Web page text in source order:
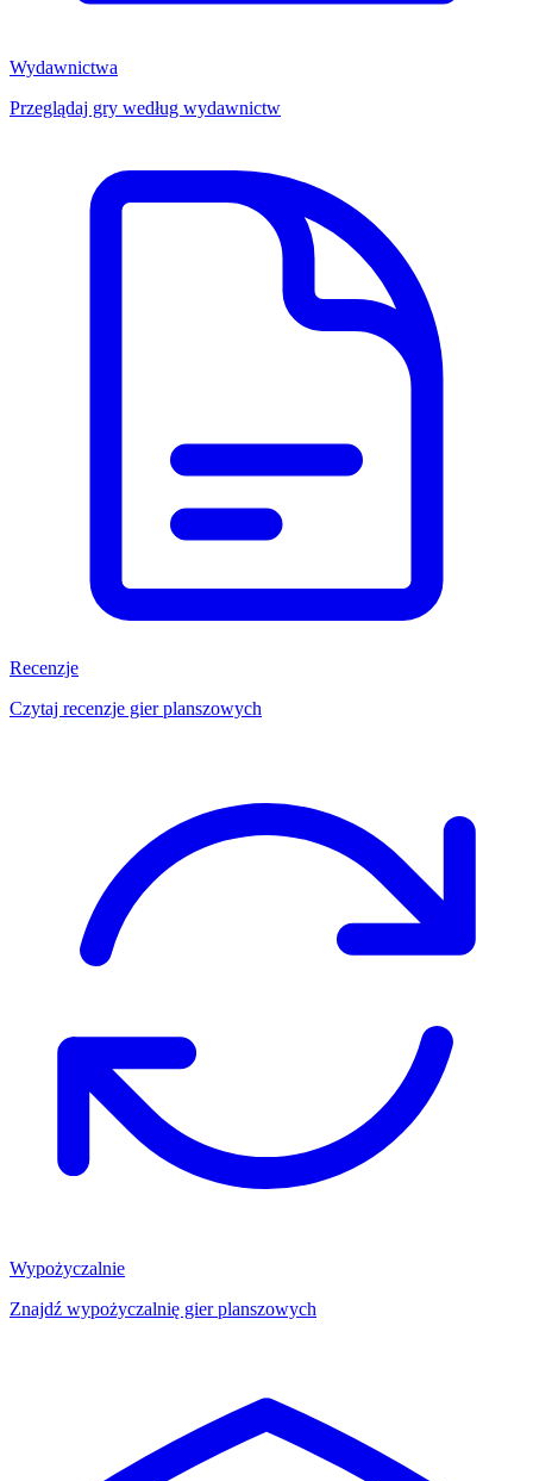
Wydawnictwa
Przeglądaj gry według wydawnictw
Recenzje
Czytaj recenzje gier planszowych
Wypożyczalnie
Znajdź wypożyczalnię gier planszowych